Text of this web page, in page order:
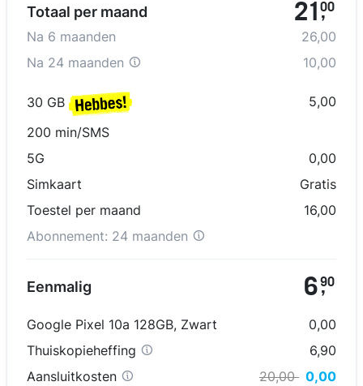
Totaal per maand 21 ,
00
Na 6 maanden
26,00
Na 24 maanden 10,00
30 GB
5,00
200 min/SMS
5G
0,00
Simkaart
Gratis
Toestel per maand
16,00
Abonnement: 24 maanden
Eenmalig 6,
90
Google Pixel 10a 128GB, Zwart
0,00
Thuiskopieheffing
6,90
Aansluitkosten
20,00 0,00